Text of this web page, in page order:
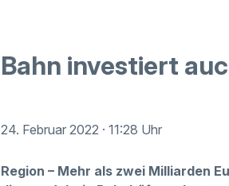
Bahn investiert
24. Februar 2022 · 11:28 Uhr
Region – Mehr als zwei Milliarden